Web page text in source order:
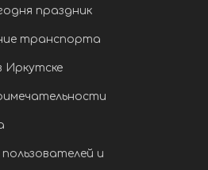
праздник
транспорта
Иркутске
и